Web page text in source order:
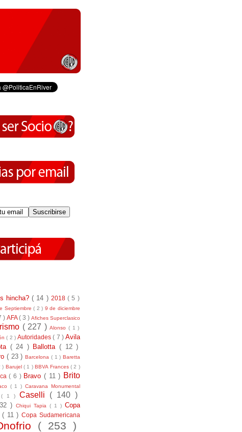
hincha?( 14 ) 2018( 5 )
Septiembre( 2 ) 9 de diciembre
) AFA( 3 ) Afiches Superclasico
( 227 )Alonso( 1 )
( 2 ) Autoridades( 7 ) Avila
( 24 ) Ballotta( 12 )
( 23 ) Barcelona ( 1 ) Baretta
) Barujel ( 1 )BBVA Frances ( 2 )
( 6 ) Bravo( 11 ) Brito
( 1 )Caravana Monumental
( 1 ) Caselli ( 140 )
) Chiqui Tapia ( 1 ) Copa
( 11 )Copa Sudamericana
( 253 )